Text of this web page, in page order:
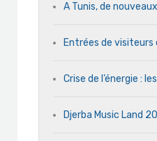
A Tunis, de
Entrées de visiteurs
Crise de l’énergie :
Djerba Music Land